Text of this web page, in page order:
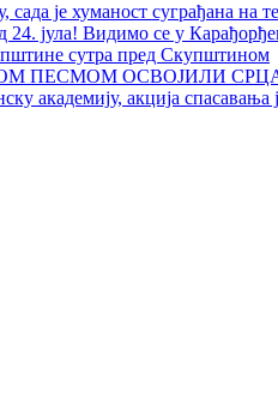
је хуманост суграђана на
24. јула! Видимо се у
сутра пред Скупштином
ПЕСМОМ ОСВОЈИЛИ
академију, акција спасавања